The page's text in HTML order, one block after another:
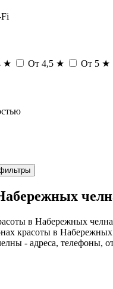
★ От 4,5 ★ От 5 ★
в Набережных
красоты в
- адреса, телефоны,